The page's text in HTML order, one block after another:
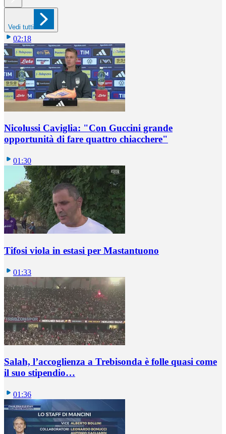
Vedi tutti
02:18
Nicolussi Caviglia: "Con Guccini grande
opportunità di fare quattro chiacchere"
01:30
Tifosi viola in estasi per Mastantuono
01:33
Salah, l’accoglienza a Trebisonda è folle quasi come
il suo stipendio…
01:36